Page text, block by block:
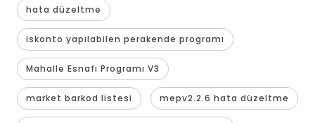
hata düzeltme
iskonto yapılabilen perakende programı
Mahalle Esnafı Programı V3
market barkod listesi mepv2.2.6 hata düzeltme